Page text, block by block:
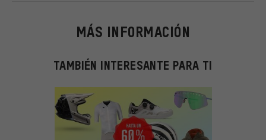
MÁS INFORMACIÓN
TAMBIÉN INTERESANTE PARA TI